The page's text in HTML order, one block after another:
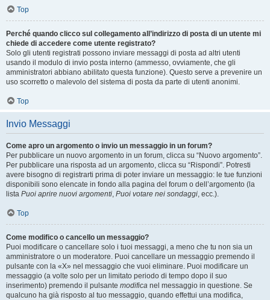
Top
Perché quando clicco sul collegamento all’indirizzo di posta di un utente mi
chiede di accedere come utente registrato?
Solo gli utenti registrati possono inviare messaggi di posta ad altri utenti
usando il modulo di invio posta interno (ammesso, ovviamente, che gli
amministratori abbiano abilitato questa funzione). Questo serve a prevenire un
uso scorretto o malevolo del sistema di posta da parte di utenti anonimi.
Top
Invio Messaggi
Come apro un argomento o invio un messaggio in un forum?
Per pubblicare un nuovo argomento in un forum, clicca su “Nuovo argomento”.
Per pubblicare una risposta ad un argomento, clicca su “Rispondi”. Potresti
avere bisogno di registrarti prima di poter inviare un messaggio: le tue funzioni
disponibili sono elencate in fondo alla pagina del forum o dell’argomento (la
lista Puoi aprire nuovi argomenti, Puoi votare nei sondaggi, ecc.).
Top
Come modifico o cancello un messaggio?
Puoi modificare o cancellare solo i tuoi messaggi, a meno che tu non sia un
amministratore o un moderatore. Puoi cancellare un messaggio premendo il
pulsante con la «X» nel messaggio che vuoi eliminare. Puoi modificare un
messaggio (a volte solo per un limitato periodo di tempo dopo il suo
inserimento) premendo il pulsante modifica nel messaggio in questione. Se
qualcuno ha già risposto al tuo messaggio, quando effettui una modifica,